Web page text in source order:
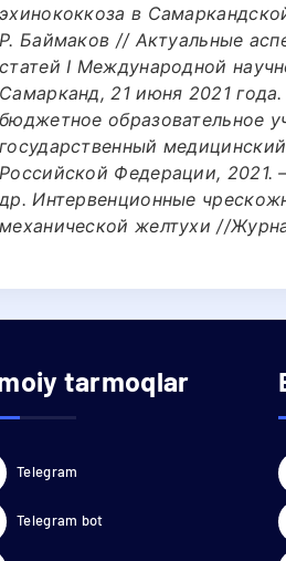
эхинококкоза в
Р. Баймаков // Актуальные
статей I Международной
Самарканд, 21 июня 2021
бюджетное образовательное
государственный
Российской Федерации, 2021.
др. Интервенционные
механической желтухи //
tarmoqlar
Telegram
Telegram bot